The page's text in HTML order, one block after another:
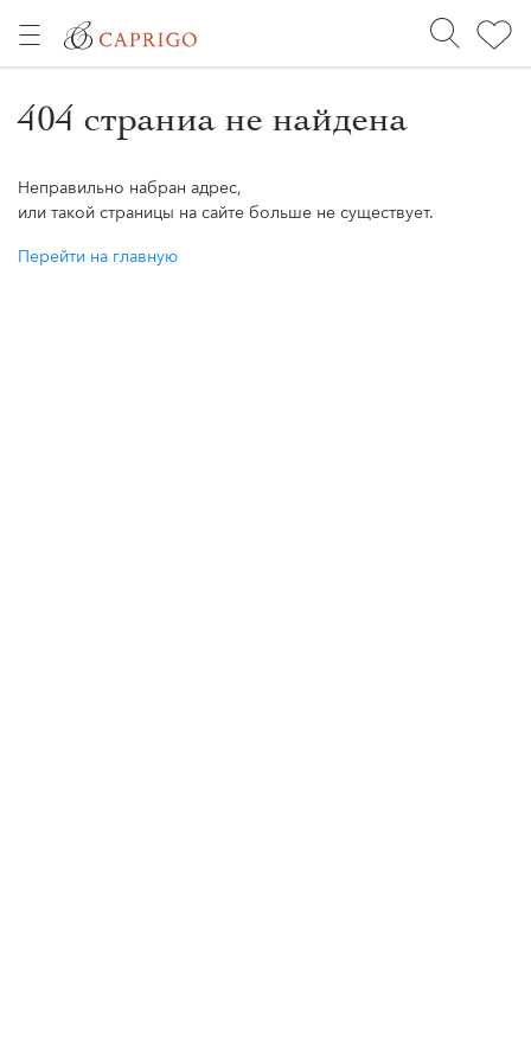
404 страниа не найдена
Неправильно набран адрес,
или такой страницы на сайте больше не существует.
Перейти на главную